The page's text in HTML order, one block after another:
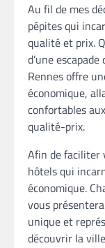
Au fil de mes
pépites qui
qualité et prix.
d’une
Rennes offre
économique,
confortables
qualité-prix.
Afin de faciliter
hôtels qui
économique.
vous
unique et
découvrir la